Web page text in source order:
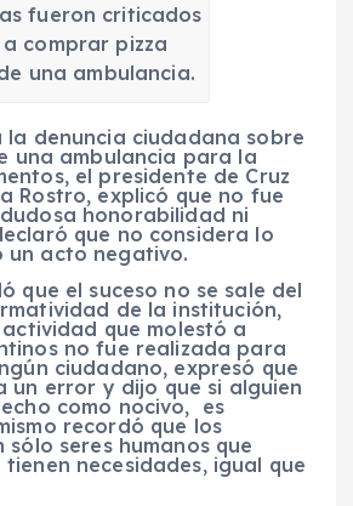
fueron criticados
comprar pizza
una ambulancia.
la denuncia ciudadana sobre
una ambulancia para la
el presidente de Cruz
Rostro, explicó que no fue
honorabilidad ni
que no considera lo
un acto negativo.
que el suceso no se sale del
de la institución,
que molestó a
no fue realizada para
ciudadano, expresó que
un error y dijo que si alguien
como nocivo, es
recordó que los
sólo seres humanos que
necesidades, igual que